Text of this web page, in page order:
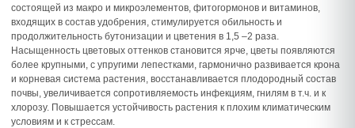
состоящей из макро и микроэлементов, фитогормонов и витаминов,
входящих в состав удобрения, стимулируется обильность и
продолжительность бутонизации и цветения в 1,5 –2 раза.
Насыщенность цветовых оттенков становится ярче, цветы появляются
более крупными, с упругими лепестками, гармонично развивается крона
и корневая система растения, восстанавливается плодородный состав
почвы, увеличивается сопротивляемость инфекциям, гнилям в т.ч. и к
хлорозу. Повышается устойчивость растения к плохим климатическим
условиям и к стрессам.